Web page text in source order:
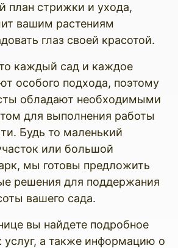
план стрижки и ухода,
вашим растениям
глаз своей красотой.
каждый сад и каждое
особого подхода, поэтому
обладают необходимыми
для выполнения работы
Будь то маленький
или большой
мы готовы предложить
решения для поддержания
вашего сада.
вы найдете подробное
услуг, а также информацию о